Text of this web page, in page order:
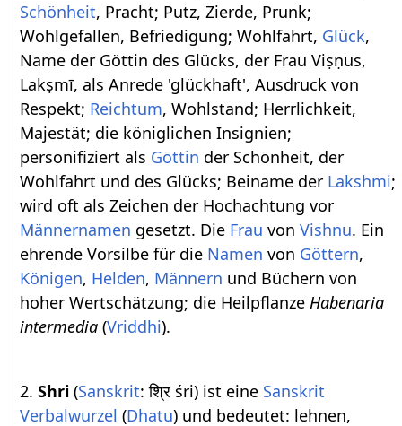
Schönheit, Pracht; Putz, Zierde, Prunk;
Wohlgefallen, Befriedigung; Wohlfahrt, Glück,
Name der Göttin des Glücks, der Frau Viṣṇus,
Lakṣmī, als Anrede 'glückhaft', Ausdruck von
Respekt; Reichtum, Wohlstand; Herrlichkeit,
Majestät; die königlichen Insignien;
personifiziert als Göttin der Schönheit, der
Wohlfahrt und des Glücks; Beiname der Lakshmi;
wird oft als Zeichen der Hochachtung vor
Männernamen gesetzt. Die Frau vonVishnu. Ein
ehrende Vorsilbe für die Namen von Göttern,
Königen, Helden, Männern und Büchern von
hoher Wertschätzung; die HeilpflanzeHabenaria
intermedia (Vriddhi).
2.Shri (Sanskrit: श्रि śri) ist eine Sanskrit
Verbalwurzel (Dhatu) und bedeutet: lehnen,